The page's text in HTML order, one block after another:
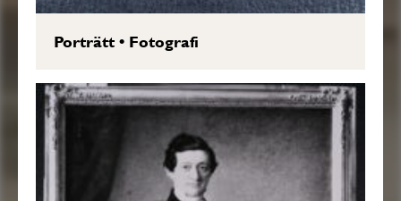
Porträtt• Fotografi